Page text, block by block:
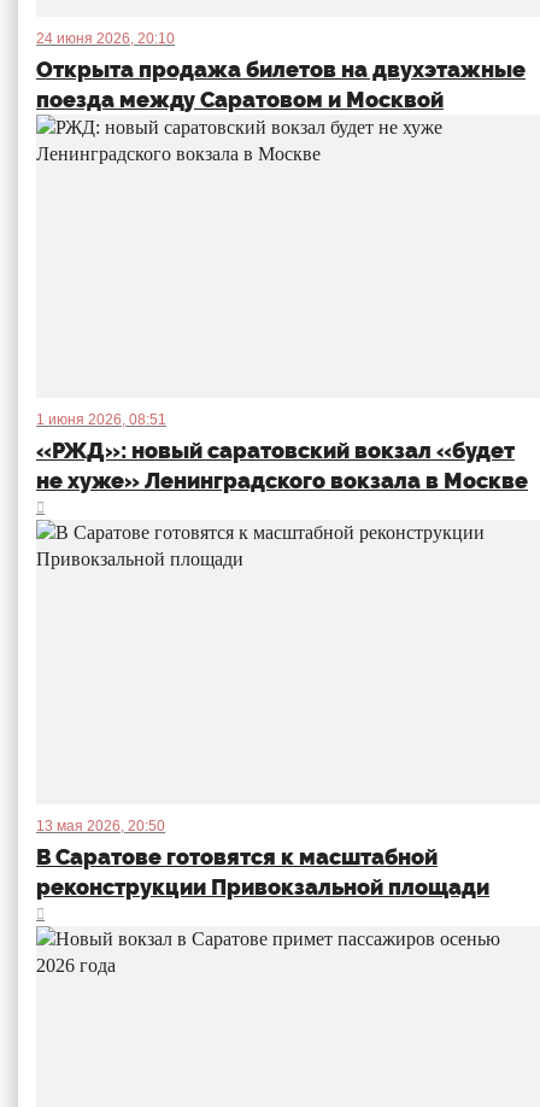
24 июня 2026, 20:10
Открыта продажа билетов на двухэтажные
поезда между Саратовом и Москвой
1 июня 2026, 08:51
«РЖД»: новый саратовский вокзал «будет
не хуже» Ленинградского вокзала в Москве
13 мая 2026, 20:50
В Саратове готовятся к масштабной
реконструкции Привокзальной площади